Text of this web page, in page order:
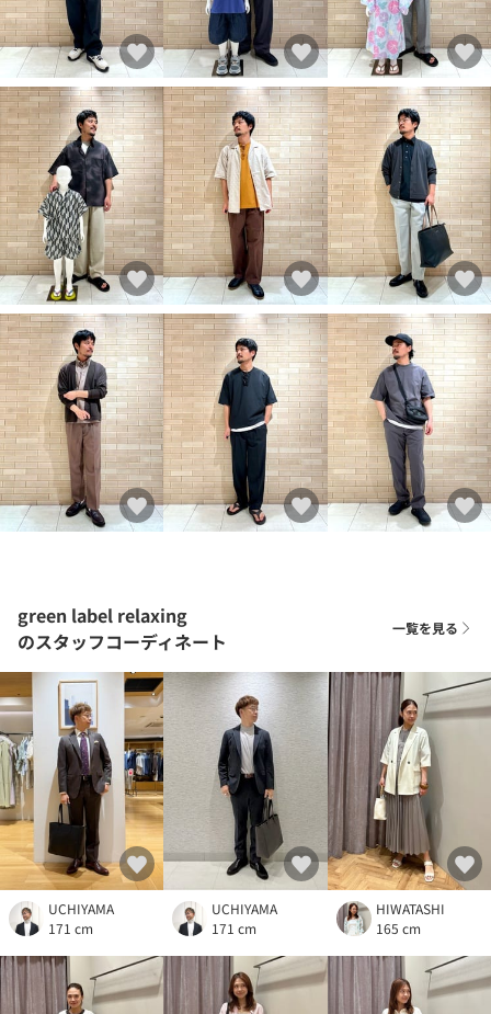
green label relaxing
のスタッフコーディネート
一覧を見る
UCHIYAMA
171 cm
UCHIYAMA
171 cm
HIWATASHI
165 cm